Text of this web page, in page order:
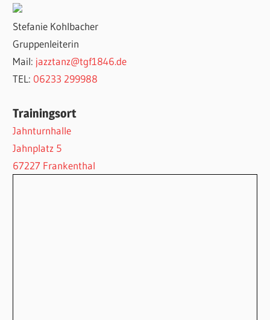
Stefanie Kohlbacher
Gruppenleiterin
Mail: jazztanz@tgf1846.de
TEL: 06233 299988
Trainingsort
Jahnturnhalle
Jahnplatz 5
67227 Frankenthal